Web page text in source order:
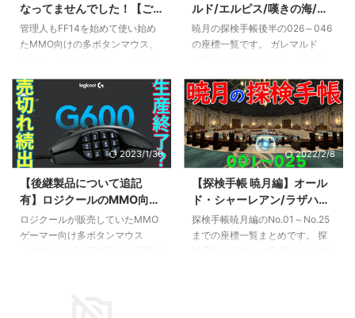
なってませんでした！【ご
めんなさい】
管理人もFF14を始めて使い始め
たMMO向けの多ボタンマウス、
買い替えようかなと思ってヨドバ
シを覗いてみるとオンラインも含
めて在庫切れ！ そんなこともあ
って以前、G600もいよいよディ
スコンか？という記事を書きまし
た。 が、このG600の販売終了疑
惑どうやらマイナーチェンジによ
る一時的な在庫切れだったようで
す。 今でもこちらの記事からア
クセスしていただける方が一定数
ルド/エルピス/嘆きの海/ウ
ルティマ・トゥーレ 026～
046 座標一覧【FF14】
暁月の探検手帳後半の026～046
の座標一覧です。 ガレマルド
りエーテライト：テルティウム駅
027 ユートゥルナG水上リグ 座
標：X:29.6 Y:34.1 Z0.9 最寄りエ
ーテライト：キャンプ・ブローク
ングラス フライングマウントの
解放が必要。 028 脱線した列車
座標：X:29.5 Y:23.3 Z:0.5 最寄り
エーテライト：テルティウム駅
フライングマウントの解放が必
要。 029 ガレマール元老院 ...
2023/1/30
【後継製品について追記
有】ロジクールのMMO向け
多ボタンゲーミングマウス
G600生産終了の可能性 代
ロジクールが販売していたMMO
ゲーマー向け多ボタンマウス
2022/2/8
【探検手帳 暁月編】オール
ド・シャーレアン/ラザハン/
ラヴィリンソス/サベネア島
001～025 座標一覧
探検手帳暁月編のNo.01～No.25
までの座標一覧まとめです。 探